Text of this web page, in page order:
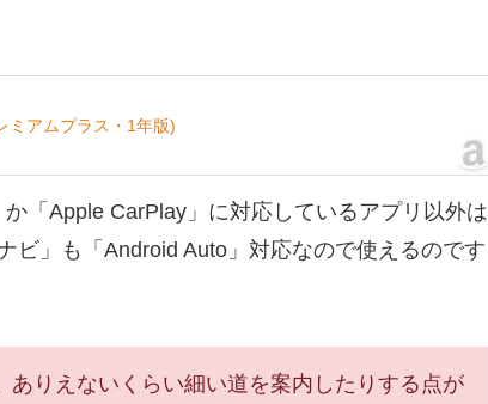
ミアムプラス・1年版)
「Apple CarPlay」に対応しているアプリ以外は
ビ」も「Android Auto」対応なので使えるのです
りえないくらい細い道を案内したりする点が